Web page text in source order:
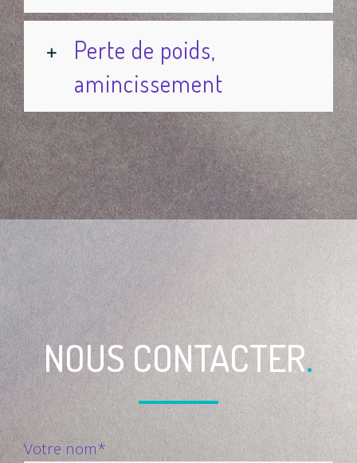
Perte de poids,
amincissement
NOUS CONTACTER.
Votre nom*